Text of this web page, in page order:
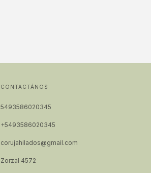
CONTACTÁNOS
5493586020345
+5493586020345
corujahilados@gmail.com
Zorzal 4572